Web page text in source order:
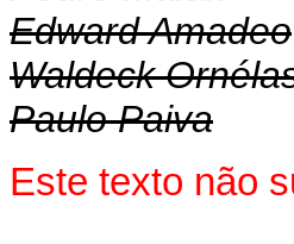
Edward Amadeo
Waldeck
Paulo Paiva
Este texto não